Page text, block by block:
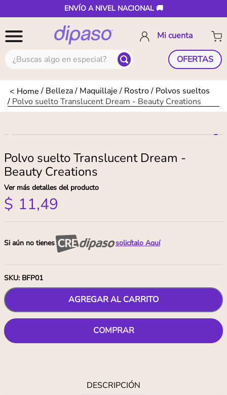
ENVÍO A NIVEL NACIONAL 🚚
¿Buscas algo en especial? OFERTAS
Belleza Maquillaje Rostro
Polvos sueltos
Polvo suelto Translucent Dream - Beauty Creations
Polvo suelto Translucent Dream -
Beauty Creations
Ver más detalles del producto
$ 11,49
Si aún no tienes solicítalo Aquí
SKU: BFP01
AGREGAR AL CARRITO
COMPRAR
DESCRIPCIÓN